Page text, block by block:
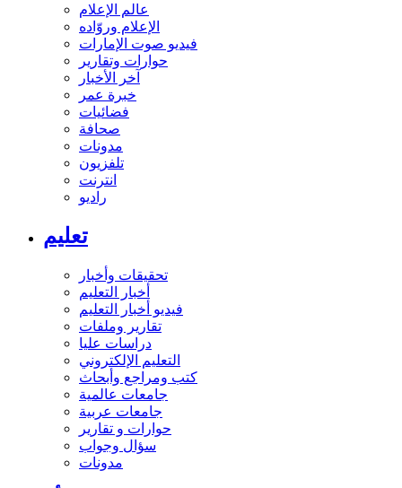
عالم الإعلام
الإعلام وروّاده
فيديو صوت الإمارات
حوارات وتقارير
آخر الأخبار
خبرة عمر
فضائيات
صحافة
مدونات
تلفزيون
انترنت
راديو
تعليم
تحقيقات وأخبار
أخبار التعليم
فيديو أخبار التعليم
تقارير وملفات
دراسات عليا
التعليم الإلكتروني
كتب ومراجع وأبحاث
جامعات عالمية
جامعات عربية
حوارات و تقارير
سؤال وجواب
مدونات